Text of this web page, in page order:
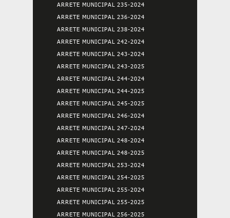
ARRETE MUNICIPAL 235-2024
ARRETE MUNICIPAL 236-2024
ARRETE MUNICIPAL 238-2024
ARRETE MUNICIPAL 242-2024
ARRETE MUNICIPAL 243-2024
ARRETE MUNICIPAL 243-2025
ARRETE MUNICIPAL 244-2024
ARRETE MUNICIPAL 244-2025
ARRETE MUNICIPAL 245-2025
ARRETE MUNICIPAL 246-2024
ARRETE MUNICIPAL 247-2024
ARRETE MUNICIPAL 248-2024
ARRETE MUNICIPAL 248-2025
ARRETE MUNICIPAL 253-2024
ARRETE MUNICIPAL 254-2025
ARRETE MUNICIPAL 255-2024
ARRETE MUNICIPAL 255-2025
ARRETE MUNICIPAL 256-2025